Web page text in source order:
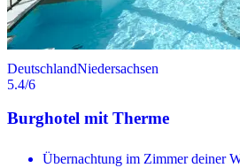
DeutschlandNiedersachsen
5.4/6
Burghotel mit Therme
Übernachtung im Zimmer deiner